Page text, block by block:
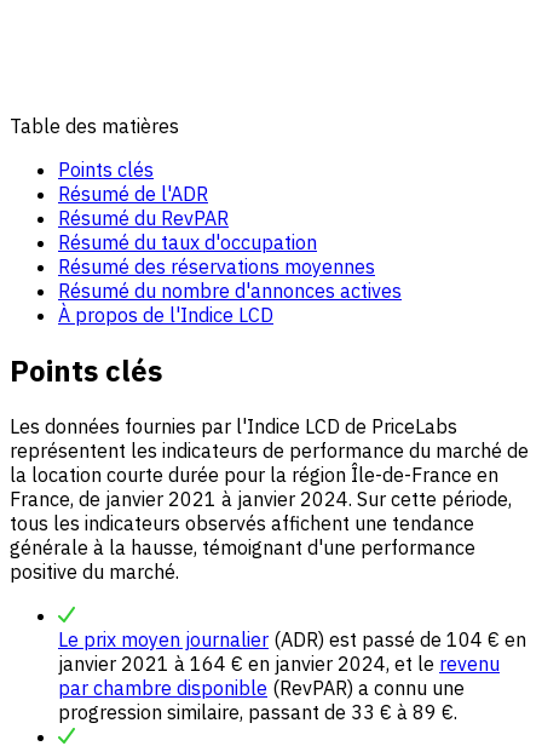
Table des matières
Points clés
Résumé de l'ADR
Résumé du RevPAR
Résumé du taux d'occupation
Résumé des réservations moyennes
Résumé du nombre d'annonces actives
À propos de l'Indice LCD
Points clés
Les données fournies par l'Indice LCD de PriceLabs
représentent les indicateurs de performance du marché de
la location courte durée pour la région Île-de-France en
France, de janvier 2021 à janvier 2024. Sur cette période,
tous les indicateurs observés affichent une tendance
générale à la hausse, témoignant d'une performance
positive du marché.
Le prix moyen journalier (ADR) est passé de 104 € en
janvier 2021 à 164 € en janvier 2024, et le revenu
par chambre disponible (RevPAR) a connu une
progression similaire, passant de 33 € à 89 €.